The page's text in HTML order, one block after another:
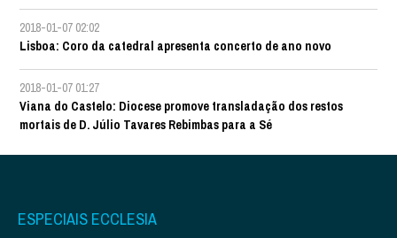
2018-01-07 02:02
Lisboa: Coro da catedral apresenta concerto de ano novo
2018-01-07 01:27
Viana do Castelo: Diocese promove transladação dos restos
mortais de D. Júlio Tavares Rebimbas para a Sé
ESPECIAIS ECCLESIA